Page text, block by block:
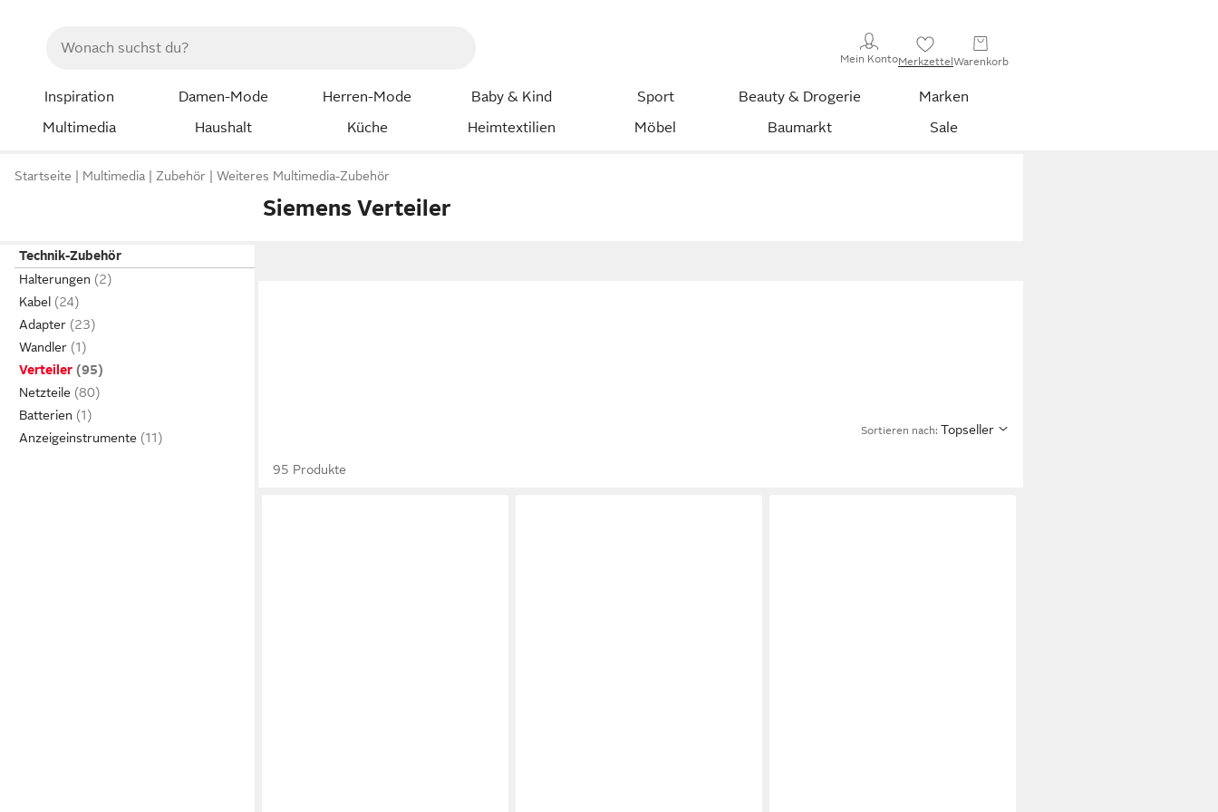
Mein KontoMerkzettelWarenkorb
Inspiration Damen-Mode Herren-Mode Baby & Kind Sport Beauty & Drogerie
Marken
Multimedia
Haushalt Küche Heimtextilien Möbel Baumarkt Sale
Startseite Multimedia Zubehör Weiteres Multimedia-Zubehör
Siemens Verteiler
Technik-Zubehör
Halterungen
Kabel
Adapter
Wandler
Verteiler
Netzteile
Batterien
Anzeigeinstrumente
Sortieren nach: Topseller
95 Produkte